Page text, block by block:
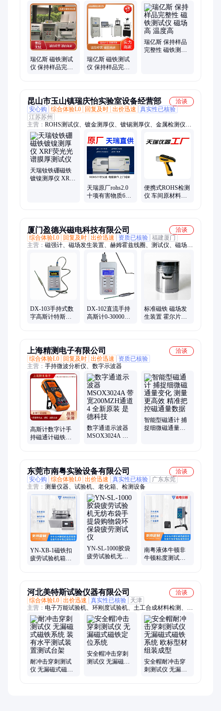
热退火装置、快速热处理
瑞亿斯 磁铁测试
仪 保持样品完整
瑞亿斯 磁铁测试
仪 保持样品完整
瑞亿斯 保持样品
完整性 磁铁测试
昆山市玉山镇瑞庆怡实验室设备经营部
洽谈
安心购
综合体验L0 回复及时 出价迅速
真实性已核验
江苏苏州
主营： ROHS测试仪、镀金测厚仪、镀锡测厚仪、金属检测仪、
厚度检测仪、镀层测厚仪、铜镍金测厚仪、化学镍测厚仪、不锈
钢光谱仪、ROHS2.0检测仪
天瑞钕铁硼磁铁
镀镍测厚仪 XRF
天瑞原厂rohs2.0
十项有害物质6检
便携式ROHS检测
仪 车间原材料有
厦门盈德兴磁电科技有限公司
洽谈
综合体验L0
回复及时 出价迅速 资质已核验 福建厦门
主营： 磁强计、磁场发生装置、赫姆霍兹线圈、测试仪、磁场分
DX-103手持式数
字高斯计特斯拉
DX-102直流手持
高斯计0-30000Gs
标准磁铁 磁场发
生装置 霍尔片标
上海精测电子有限公司
洽谈
综合体验L0
回复及时 出价迅速
资质已核验
主营： 手持微波分析仪、数字示波器
高斯计数字计手
持磁通计磁铁检
数字通道示波器
MSOX3024A 带
智能型磁通计 捕
捉细微磁通量变
东莞市南粤实验设备有限公司
洽谈
安心购
综合体验L0 出价迅速 真实性已核验
广东东莞
主营： 测量仪器、试验机、老化箱、检测设备
YN-XB-1磁铁扣
疲劳试验机箱包
YN-SL-1000胶袋
疲劳试验机无纺
南粤液体牛顿非
牛顿粘度测试仪
河北美特斯试验仪器有限公司
洽谈
综合体验L0 出价迅速 真实性已核验
天津
主营： 电子万能试验机、环刚度试验机、土工合成材料检测、土
工布仪器、渗透仪、土工布厚度仪、直剪仪、防水材料仪器、陶
瓷砖抗折机、土工布
耐冲击穿刺测试
仪 无漏磁式磁铁
安全帽冲击穿刺
测试仪 无漏磁式
安全帽耐冲击穿
刺测试仪 无漏磁